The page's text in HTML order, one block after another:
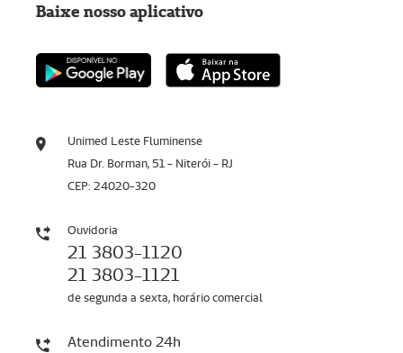
Unimed Leste Fluminense
Rua Dr. Borman, 51 - Niterói - RJ
CEP: 24020-320
Ouvidoria
21 3803-1120
21 3803-1121
de segunda a sexta, horário comercial
Atendimento 24h
Baixe nosso aplicativo